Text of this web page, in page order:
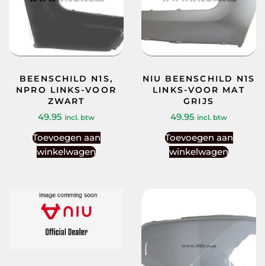
BEENSCHILD N1S,
NPRO LINKS-VOOR
ZWART
49.95 incl. btw
Toevoegen aan
winkelwagen
NIU BEENSCHILD N1S
LINKS-VOOR MAT
GRIJS
49.95 incl. btw
Toevoegen aan
winkelwagen